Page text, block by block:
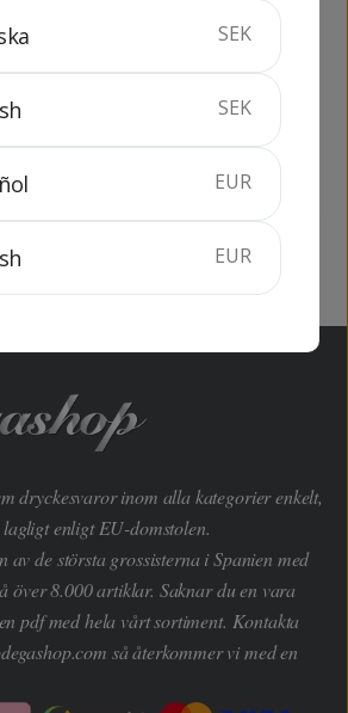
San Salvador
13%
KÖP
dryckesvaror inom alla kategorier enkelt,
enligt EU-domstolen.
av de största grossisterna i Spanien med
över 8.000 artiklar. Saknar du en vara
pdf med hela vårt sortiment. Kontakta
så återkommer vi med en
SEK
SEK
EUR
EUR